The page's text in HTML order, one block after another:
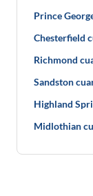
Prince
Chesterfield
Richmond
Sandston
Highland
Midlothian